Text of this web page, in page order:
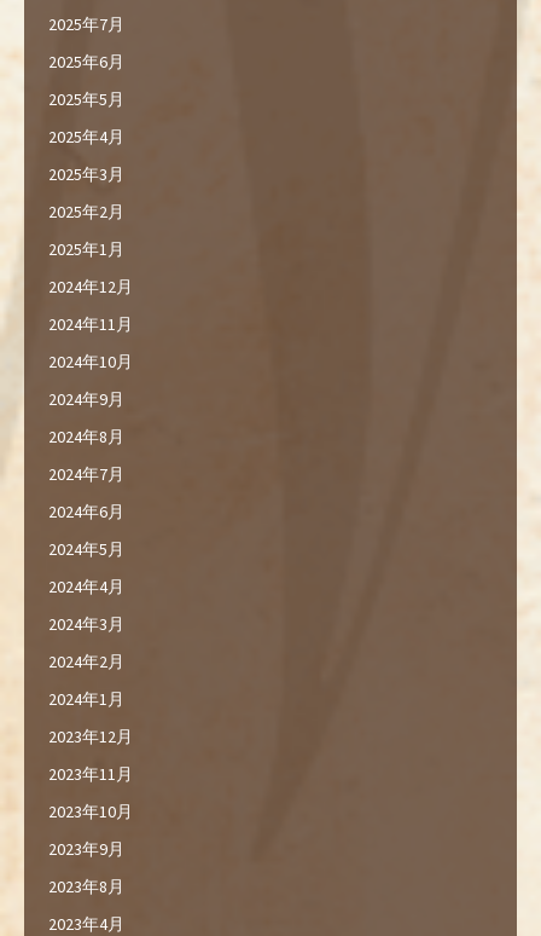
2025年7月
2025年6月
2025年5月
2025年4月
2025年3月
2025年2月
2025年1月
2024年12月
2024年11月
2024年10月
2024年9月
2024年8月
2024年7月
2024年6月
2024年5月
2024年4月
2024年3月
2024年2月
2024年1月
2023年12月
2023年11月
2023年10月
2023年9月
2023年8月
2023年4月